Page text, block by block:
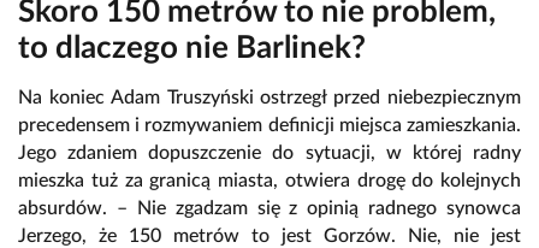
Skoro 150 metrów to nie problem,
to dlaczego nie Barlinek?
Na koniec Adam Truszyński ostrzegł przed niebezpiecznym
precedensem i rozmywaniem definicji miejsca zamieszkania.
Jego zdaniem dopuszczenie do sytuacji, w której radny
mieszka tuż za granicą miasta, otwiera drogę do kolejnych
absurdów. – Nie zgadzam się z opinią radnego synowca
Jerzego, że 150 metrów to jest Gorzów. Nie, nie jest